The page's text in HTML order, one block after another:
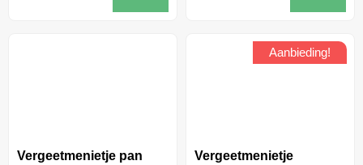
Vergeetmenietje pan
Aanbieding!
Vergeetmenietje